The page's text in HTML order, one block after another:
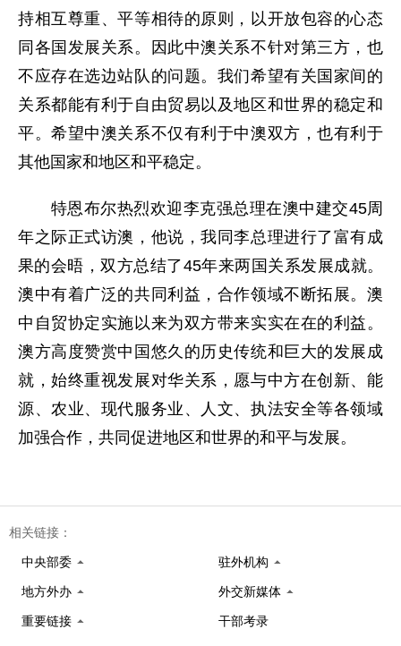
持相互尊重、平等相待的原则，以开放包容的心态
同各国发展关系。因此中澳关系不针对第三方，也
不应存在选边站队的问题。我们希望有关国家间的
关系都能有利于自由贸易以及地区和世界的稳定和
平。希望中澳关系不仅有利于中澳双方，也有利于
其他国家和地区和平稳定。
特恩布尔热烈欢迎李克强总理在澳中建交45周
年之际正式访澳，他说，我同李总理进行了富有成
果的会晤，双方总结了45年来两国关系发展成就。
澳中有着广泛的共同利益，合作领域不断拓展。澳
中自贸协定实施以来为双方带来实实在在的利益。
澳方高度赞赏中国悠久的历史传统和巨大的发展成
就，始终重视发展对华关系，愿与中方在创新、能
源、农业、现代服务业、人文、执法安全等各领域
加强合作，共同促进地区和世界的和平与发展。
相关链接：
中央部委 驻外机构
地方外办 外交新媒体
重要链接 干部考录